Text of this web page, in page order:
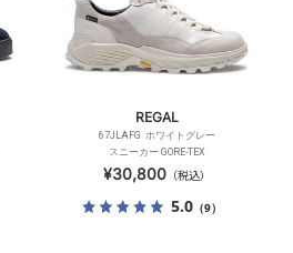
REGAL
67JLAFG ホワイトグレー
スニーカー GORE-TEX
¥30,800（税込）
5.0（9）